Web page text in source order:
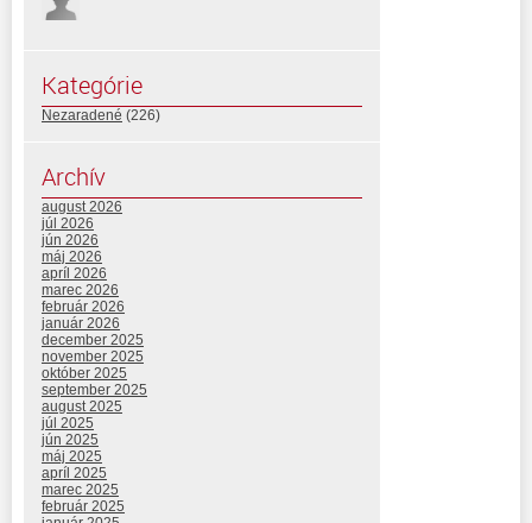
Kategórie
Nezaradené (226)
Archív
august 2026
júl 2026
jún 2026
máj 2026
apríl 2026
marec 2026
február 2026
január 2026
december 2025
november 2025
október 2025
september 2025
august 2025
júl 2025
jún 2025
máj 2025
apríl 2025
marec 2025
február 2025